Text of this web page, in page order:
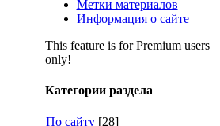
Метки материалов
Информация о сайте
This feature is for Premium users
only!
Категории раздела
По сайту [28]